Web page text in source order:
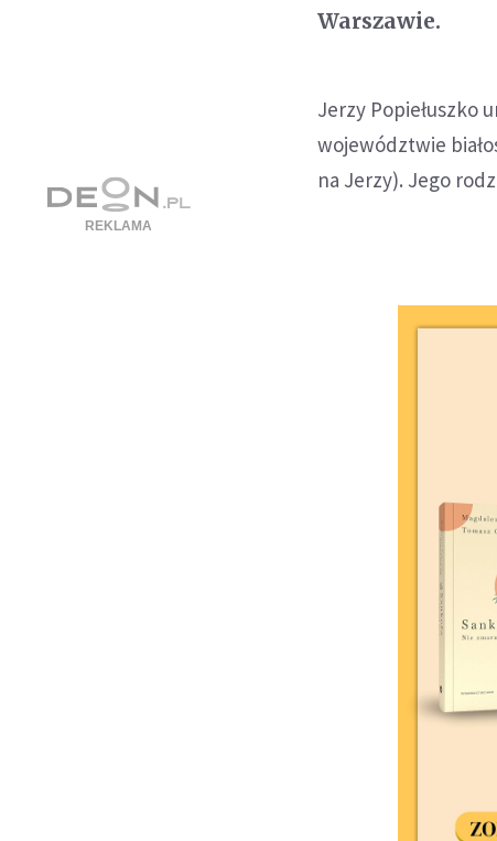
Warszawie.
Jerzy Popiełuszko
województwie
na Jerzy). Jego